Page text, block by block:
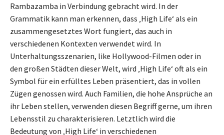
Rambazamba in Verbindung gebracht wird. In der
Grammatik kann man erkennen, dass ‚High Life‘ als ein
zusammengesetztes Wort fungiert, das auch in
verschiedenen Kontexten verwendet wird. In
Unterhaltungsszenarien, like Hollywood-Filmen oder in
den großen Städten dieser Welt, wird ‚High Life‘ oft als ein
Symbol für ein erfülltes Leben präsentiert, das in vollen
Zügen genossen wird. Auch Familien, die hohe Ansprüche an
ihr Leben stellen, verwenden diesen Begriff gerne, um ihren
Lebensstil zu charakterisieren. Letztlich wird die
Bedeutung von ‚High Life‘ in verschiedenen